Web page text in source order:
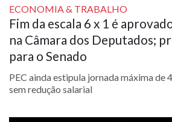
ECONOMIA & TRABALHO
Fim da escala 6 x 1 é
na Câmara dos Deputados;
para o Senado
PEC ainda estipula jornada máxima de
sem redução salarial